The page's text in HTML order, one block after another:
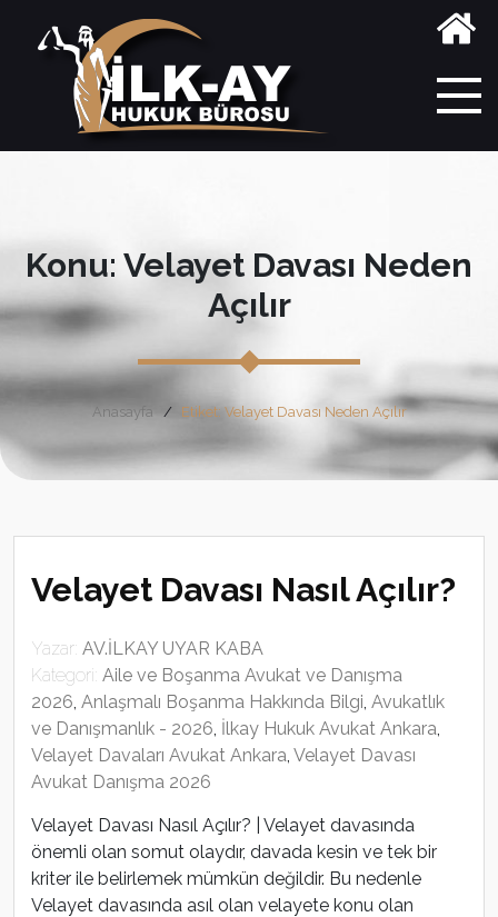
Konu: Velayet Davası Neden
Açılır
Anasayfa Etiket: Velayet Davası Neden Açılır
Velayet Davası Nasıl Açılır?
Yazar: AV.İLKAY UYAR KABA
Kategori: Aile ve Boşanma Avukat ve Danışma
2026, Anlaşmalı Boşanma Hakkında Bilgi, Avukatlık
ve Danışmanlık - 2026, İlkay Hukuk Avukat Ankara,
Velayet Davaları Avukat Ankara, Velayet Davası
Avukat Danışma 2026
Velayet Davası Nasıl Açılır? | Velayet davasında
önemli olan somut olaydır, davada kesin ve tek bir
kriter ile belirlemek mümkün değildir. Bu nedenle
Velayet davasında asıl olan velayete konu olan